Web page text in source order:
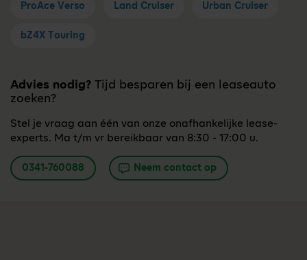
ProAce Verso Land Cruiser Urban Cruiser
bZ4X Touring
Advies nodig? Tijd besparen bij een leaseauto
zoeken?
Stel je vraag aan één van onze onafhankelijke lease-
experts. Ma t/m vr bereikbaar van 8:30 - 17:00 u.
0341-760088 Neem contact op